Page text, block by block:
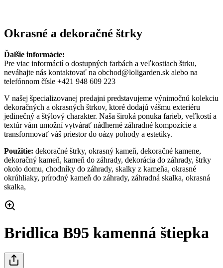
Okrasné a dekoračné štrky
Ďalšie informácie:
Pre viac informácií o dostupných farbách a veľkostiach štrku,
neváhajte nás kontaktovať na obchod@loligarden.sk alebo na
telefónnom čísle +421 948 609 223
V našej špecializovanej predajni predstavujeme výnimočnú kolekciu
dekoračných a okrasných štrkov, ktoré dodajú vášmu exteriéru
jedinečný a štýlový charakter. Naša široká ponuka farieb, veľkostí a
textúr vám umožní vytvárať nádherné záhradné kompozície a
transformovať váš priestor do oázy pohody a estetiky.
Použitie: dekoračné štrky, okrasný kameň, dekoračné kamene,
dekoračný kameň, kameň do záhrady, dekorácia do záhrady, štrky
okolo domu, chodníky do záhrady, skalky z kameňa, okrasné
okrúhliaky, prírodný kameň do záhrady, záhradná skalka, okrasná
skalka,
Bridlica B95 kamenná štiepka